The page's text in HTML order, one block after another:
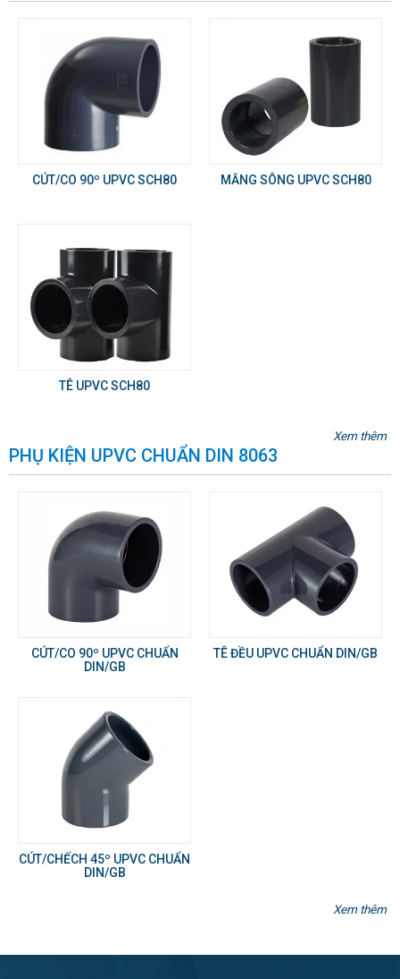
CÚT/CO 90º UPVC SCH80 MĂNG SÔNG UPVC SCH80
TÊ UPVC SCH80
Xem thêm
PHỤ KIỆN UPVC CHUẨN DIN 8063
CÚT/CO 90º UPVC CHUẨN
DIN/GB
TÊ ĐỀU UPVC CHUẨN DIN/GB
CÚT/CHẾCH 45º UPVC CHUẨN
DIN/GB
Xem thêm